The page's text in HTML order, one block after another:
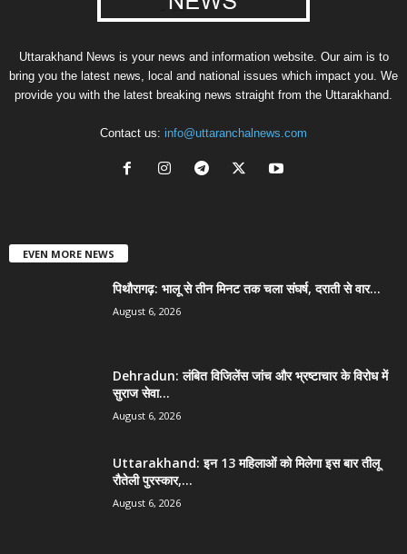
Uttarakhand News is your news and information website. Our aim is to
bring you the latest news, local and national issues which impact you. We
provide you with the latest breaking news straight from the Uttarakhand.
Contact us: info@uttaranchalnews.com
EVEN MORE NEWS
पिथौरागढ़: भालू से तीन मिनट तक चला संघर्ष, दराती से वार...
August 6, 2026
Dehradun: लंबित विजिलेंस जांच और भ्रष्टाचार के विरोध में
सुराज सेवा...
August 6, 2026
Uttarakhand: इन 13 महिलाओं को मिलेगा इस बार तीलू
रौतेली पुरस्कार,...
August 6, 2026